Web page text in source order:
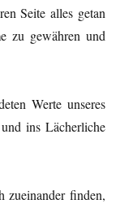
Seite alles getan
zu gewähren und
Werte unseres
ins Lächerliche
zueinander finden,